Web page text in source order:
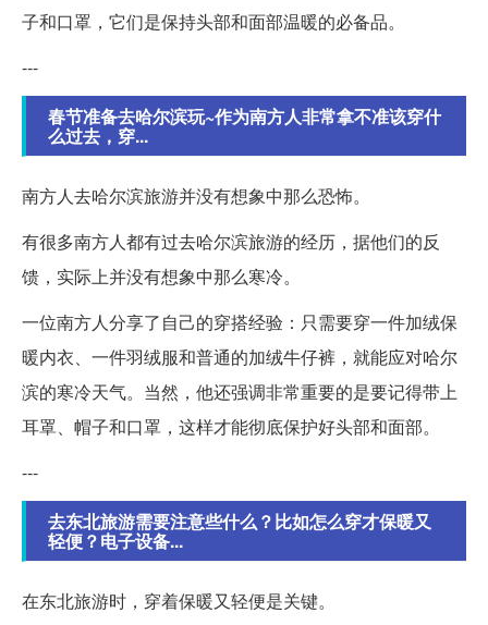
子和口罩，它们是保持头部和面部温暖的必备品。
---
春节准备去哈尔滨玩~作为南方人非常拿不准该穿什
么过去，穿...
南方人去哈尔滨旅游并没有想象中那么恐怖。
有很多南方人都有过去哈尔滨旅游的经历，据他们的反
馈，实际上并没有想象中那么寒冷。
一位南方人分享了自己的穿搭经验：只需要穿一件加绒保
暖内衣、一件羽绒服和普通的加绒牛仔裤，就能应对哈尔
滨的寒冷天气。当然，他还强调非常重要的是要记得带上
耳罩、帽子和口罩，这样才能彻底保护好头部和面部。
---
去东北旅游需要注意些什么？比如怎么穿才保暖又
轻便？电子设备...
在东北旅游时，穿着保暖又轻便是关键。